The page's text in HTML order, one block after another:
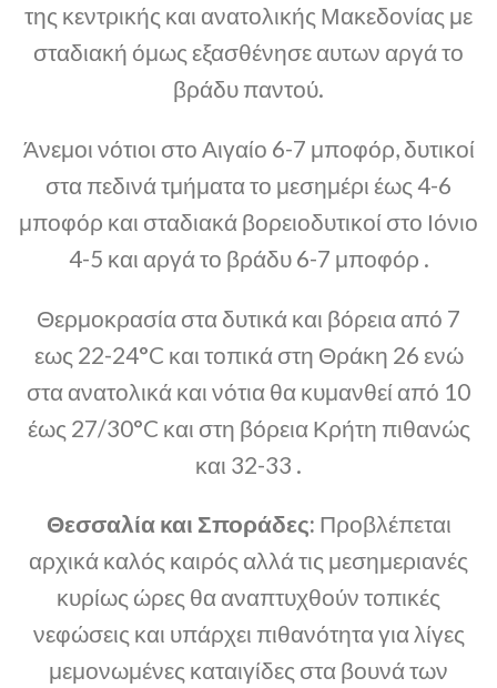
της κεντρικής και ανατολικής Μακεδονίας με
σταδιακή όμως εξασθένησε αυτων αργά το
βράδυ παντού.
Άνεμοι νότιοι στο Αιγαίο 6-7 μποφόρ, δυτικοί
στα πεδινά τμήματα το μεσημέρι έως 4-6
μποφόρ και σταδιακά βορειοδυτικοί στο Ιόνιο
4-5 και αργά το βράδυ 6-7 μποφόρ .
Θερμοκρασία στα δυτικά και βόρεια από 7
εως 22-24°C και τοπικά στη Θράκη 26 ενώ
στα ανατολικά και νότια θα κυμανθεί από 10
έως 27/30°C και στη βόρεια Κρήτη πιθανώς
και 32-33 .
Θεσσαλία και Σποράδες: Προβλέπεται
αρχικά καλός καιρός αλλά τις μεσημεριανές
κυρίως ώρες θα αναπτυχθούν τοπικές
νεφώσεις και υπάρχει πιθανότητα για λίγες
μεμονωμένες καταιγίδες στα βουνά των